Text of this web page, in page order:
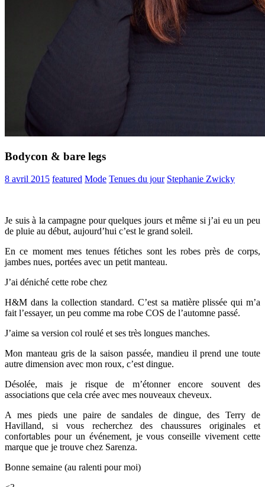
Bodycon & bare legs
8 avril 2015 featured Mode Tenues du jour Stephanie Zwicky
Je suis à la campagne pour quelques jours et même si j’ai eu un peu
de pluie au début, aujourd’hui c’est le grand soleil.
En ce moment mes tenues fétiches sont les robes près de corps,
jambes nues, portées avec un petit manteau.
J’ai déniché cette robe chez
H&M dans la collection standard. C’est sa matière plissée qui m’a
fait l’essayer, un peu comme ma robe COS de l’automne passé.
J’aime sa version col roulé et ses très longues manches.
Mon manteau gris de la saison passée, mandieu il prend une toute
autre dimension avec mon roux, c’est dingue.
Désolée, mais je risque de m’étonner encore souvent des
associations que cela crée avec mes nouveaux cheveux.
A mes pieds une paire de sandales de dingue, des Terry de
Havilland, si vous recherchez des chaussures originales et
confortables pour un événement, je vous conseille vivement cette
marque que je trouve chez Sarenza.
Bonne semaine (au ralenti pour moi)